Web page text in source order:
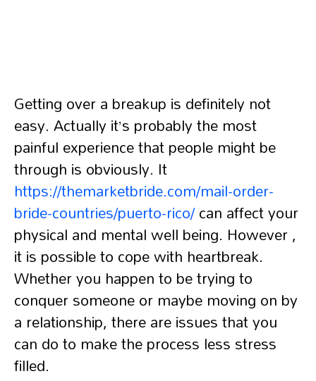
Getting over a breakup is definitely not
easy. Actually it’s probably the most
painful experience that people might be
through is obviously. It
https://themarketbride.com/mail-order-
bride-countries/puerto-rico/can affect your
physical and mental well being. However ,
it is possible to cope with heartbreak.
Whether you happen to be trying to
conquer someone or maybe moving on by
a relationship, there are issues that you
can do to make the process less stress
filled.